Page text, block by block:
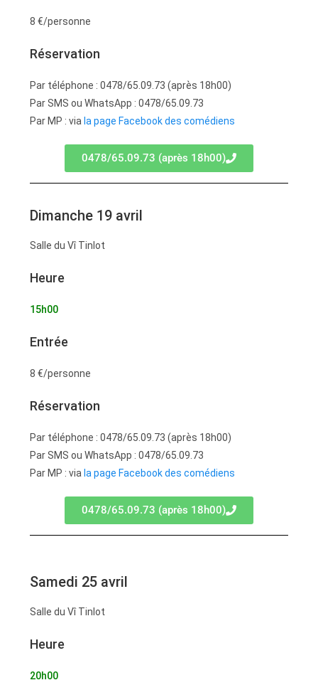
8 €/personne
Réservation
Par téléphone : 0478/65.09.73 (après 18h00)
Par SMS ou WhatsApp : 0478/65.09.73
Par MP : via la page Facebook des comédiens
0478/65.09.73 (après 18h00)
Dimanche 19 avril
Salle du Vî Tinlot
Heure
15h00
Entrée
8 €/personne
Réservation
Par téléphone : 0478/65.09.73 (après 18h00)
Par SMS ou WhatsApp : 0478/65.09.73
Par MP : via la page Facebook des comédiens
0478/65.09.73 (après 18h00)
Samedi 25 avril
Salle du Vî Tinlot
Heure
20h00